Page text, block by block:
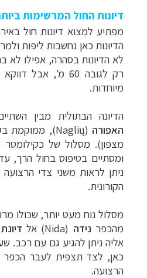
דיונות החול המרשימות
מפתיע למצוא דיונות חול
הדיונות כאן נחשבות ליפות
לא הדיונות בסהרה, אפילו לא
רק לגובה 60 מ',
מיוחדות.
הדיונה הבתולית מבין
האפורה (
Naglių
מצפון). מסלול של
ומסתיים בטיפוס בחול הרך,
ניתן לראות משני צדי
הקורונית.
מסלול נוח מעט יותר, שכולו
מהכפר נידה (
Nida
) אל
אליה ניתן להגיע גם עם רכב.
כאן, לצד תצפית לעבר הכפר
הרצועה.